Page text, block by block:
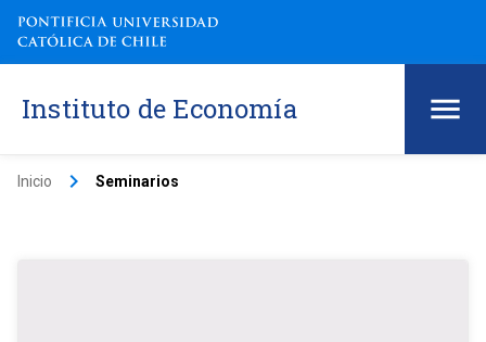
Instituto de Economía
Inicio keyboard_arrow_right Seminarios